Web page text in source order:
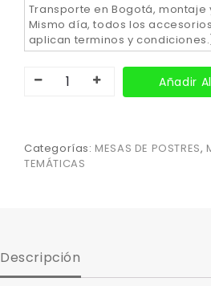
Transporte en Bogotá,
Mismo día, todos los
aplican terminos y
Añadir
Categorías: MESAS DE POSTRES,
TEMÁTICAS
Descripción